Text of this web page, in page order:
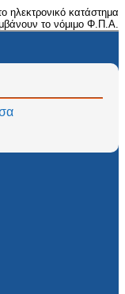
ηλεκτρονικό κατάστημα
το νόμιμο Φ.Π.Α.